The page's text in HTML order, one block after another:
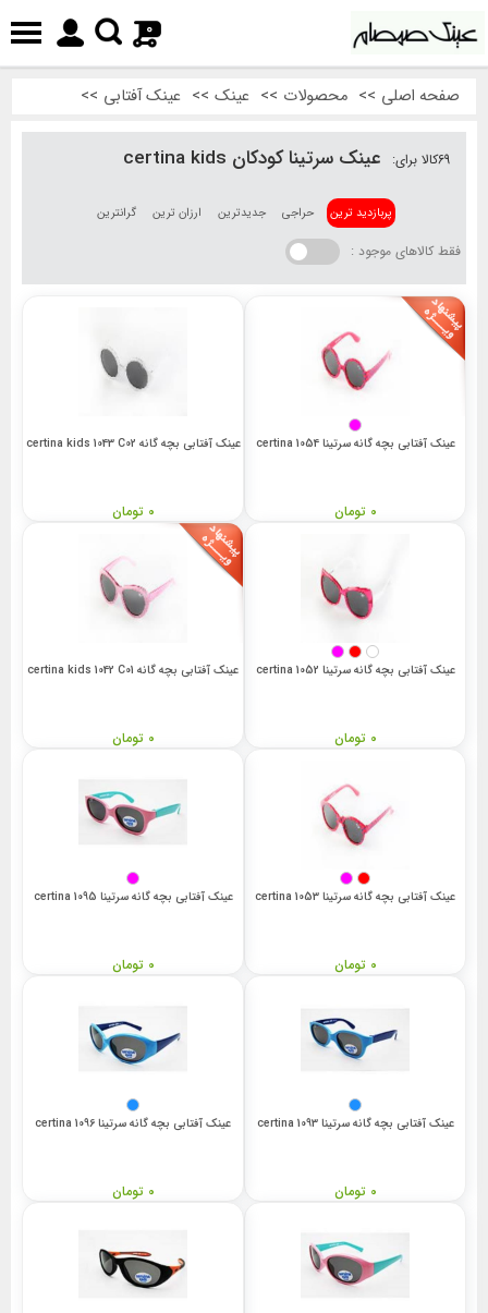
0
صفحه اصلی >> محصولات >> عینک >> عینک آفتابی >>
69کالا برای: عینک سرتینا کودکان certina kids
پربازدید ترین حراجی جدیدترین ارزان ترین گرانترین
فقط کالاهای موجود :
عینک آفتابی بچه گانه سرتینا 1054 certina
0 تومان
عینک آفتابی بچه گانه certina kids 1043 C02
0 تومان
عینک آفتابی بچه گانه سرتینا 1052 certina
0 تومان
عینک آفتابی بچه گانه certina kids 1042 C01
0 تومان
عینک آفتابی بچه گانه سرتینا 1053 certina
0 تومان
عینک آفتابی بچه گانه سرتینا 1095 certina
0 تومان
عینک آفتابی بچه گانه سرتینا 1093 certina
0 تومان
عینک آفتابی بچه گانه سرتینا 1096 certina
0 تومان